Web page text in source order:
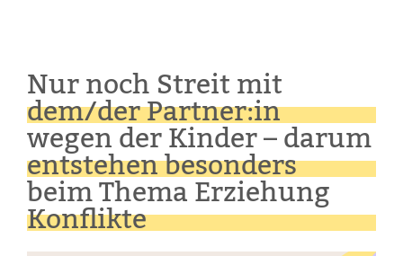
Nur noch Streit mit
dem/der Partner:in
wegen der Kinder – darum
entstehen besonders
beim Thema Erziehung
Konflikte